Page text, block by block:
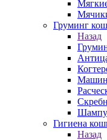
Груминг
Назад
Гигиена
Назад